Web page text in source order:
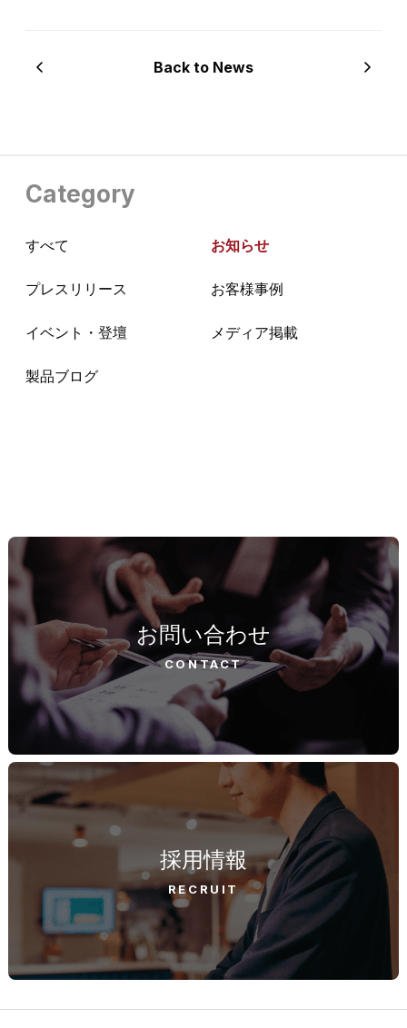
Back to News
Category
すべて お知らせ
プレスリリース お客様事例
イベント・登壇 メディア掲載
製品ブログ
お問い合わせ
CONTACT
採用情報
RECRUIT